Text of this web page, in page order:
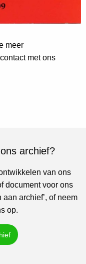
meer
met ons
archief?
van ons
document voor ons
archief’, of neem
op.